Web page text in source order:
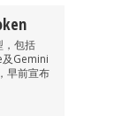
，包括
Gemini
早前宣布